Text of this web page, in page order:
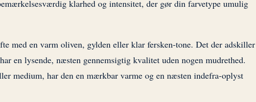
klarhed og intensitet, der gør din farvetype umulig
med en varm oliven, gylden eller klar fersken-tone. Det der adskiller
en lysende, næsten gennemsigtig kvalitet uden nogen mudrethed.
medium, har den en mærkbar varme og en næsten indefra-oplyst